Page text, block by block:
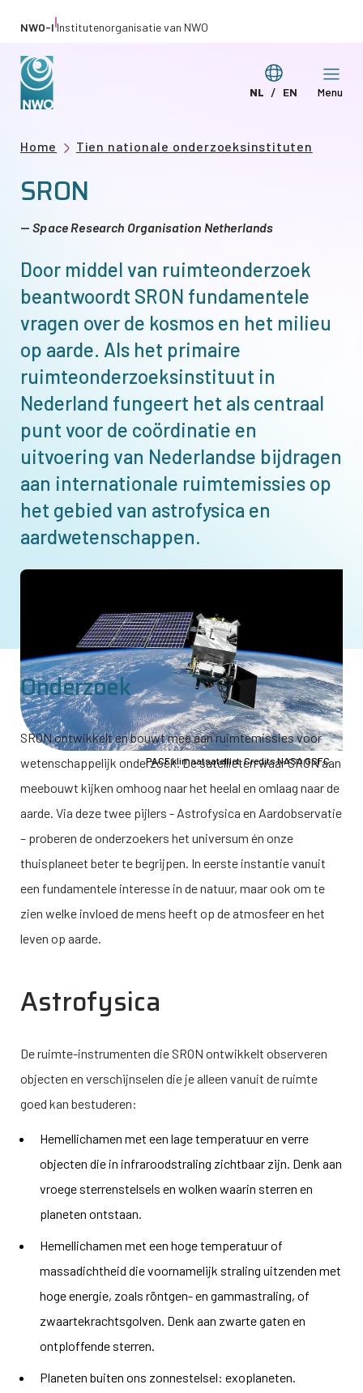
naar
gaan
NWO-I|Institutenorganisatie van NWO
Taal
NL
in
EN
in
Menu
Kruimelpad
Home Tien nationale onderzoeksinstituten
SRON
Space Research Organisation Netherlands
Door middel van ruimteonderzoek
beantwoordt SRON fundamentele
vragen over de kosmos en het milieu
op aarde. Als het primaire
ruimteonderzoeksinstituut in
Nederland fungeert het als centraal
punt voor de coördinatie en
uitvoering van Nederlandse bijdragen
aan internationale ruimtemissies op
het gebied van astrofysica en
aardwetenschappen.
PACE klimaatsatelliet. Credits NASA GSFC
Onderzoek
SRON ontwikkelt en bouwt mee aan ruimtemissies voor
wetenschappelijk onderzoek. De satellieten waar SRON aan
meebouwt kijken omhoog naar het heelal en omlaag naar de
aarde. Via deze twee pijlers - Astrofysica en Aardobservatie
– proberen de onderzoekers het universum én onze
thuisplaneet beter te begrijpen. In eerste instantie vanuit
een fundamentele interesse in de natuur, maar ook om te
zien welke invloed de mens heeft op de atmosfeer en het
leven op aarde.
Astrofysica
De ruimte-instrumenten die SRON ontwikkelt observeren
objecten en verschijnselen die je alleen vanuit de ruimte
goed kan bestuderen:
Hemellichamen met een lage temperatuur en verre
objecten die in infraroodstraling zichtbaar zijn. Denk aan
vroege sterrenstelsels en wolken waarin sterren en
planeten ontstaan.
Hemellichamen met een hoge temperatuur of
massadichtheid die voornamelijk straling uitzenden met
hoge energie, zoals röntgen- en gammastraling, of
zwaartekrachtsgolven. Denk aan zwarte gaten en
ontploffende sterren.
Planeten buiten ons zonnestelsel: exoplaneten.